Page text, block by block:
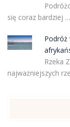
się coraz bardziej …
Podróż
Rzeka
najważniejszych